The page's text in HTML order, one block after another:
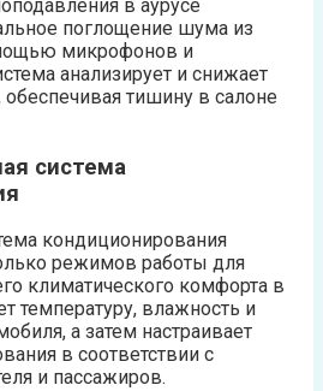
в аурусе
поглощение шума из
микрофонов и
анализирует и снижает
тишину в салоне
система
кондиционирования
режимов работы для
климатического комфорта в
температуру, влажность и
а затем настраивает
в соответствии с
и пассажиров.